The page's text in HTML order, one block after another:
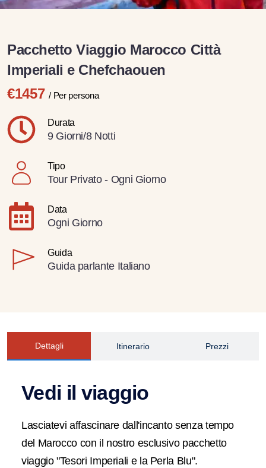
Pacchetto Viaggio Marocco Città
Imperiali e Chefchaouen
€1457/ Per persona
Durata
9 Giorni/8 Notti
Tipo
Tour Privato - Ogni Giorno
Data
Ogni Giorno
Guida
Guida parlante Italiano
Dettagli Itinerario Prezzi
Vedi il viaggio
Lasciatevi affascinare dall'incanto senza tempo
del Marocco con il nostro esclusivo pacchetto
viaggio "Tesori Imperiali e la Perla Blu".